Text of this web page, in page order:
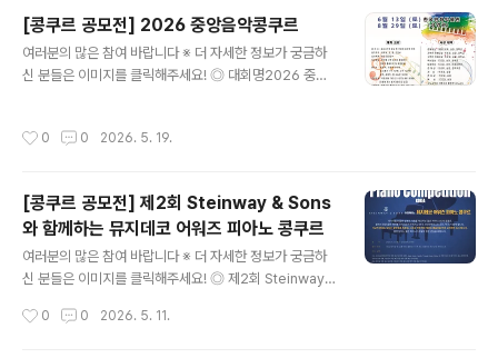
[콩쿠르 공모전] 2026 중앙음악콩쿠르
여러분의 많은 참여 바랍니다 ※ 더 자세한 정보가 궁금하
신 분들은 이미지를 클릭해주세요! ◎ 대회명2026 중앙
장만 암보로 연주 ◎ 참가자격학생 및 일반인 ◎ 접수기간
(3일후 홈페이지 및 개별발표) ◎ 참가비유치부, 초등부 9
만원입시평가 1곡 7만원, 2곡 12만원 성악, 관현악, 중.고
등부 10만원 ◎ 계좌번호국민은행 762-21-0273-991
강영일 (단체명 또는 참가자명으로 입금) ◎ 시상 내역전체
상장,..
0 0 2026. 5. 19.
[콩쿠르 공모전] 제2회 Steinway & Sons
와 함께하는 뮤지데코 어워즈 피아노 콩쿠르
여러분의 많은 참여 바랍니다 ※ 더 자세한 정보가 궁금하
신 분들은 이미지를 클릭해주세요! ◎ 제2회 Steinway &
way & Sons 와 함께 리사이틀과 앨범 발표의 기회를 제
0 0 2026. 5. 11.